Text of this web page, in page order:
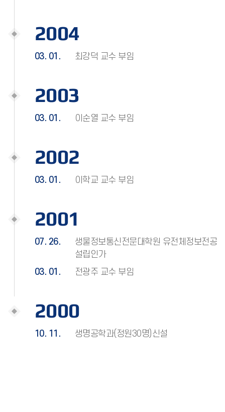
2004
03. 01. 최강덕 교수 부임
2003
03. 01. 이순열 교수 부임
2002
03. 01. 이학교 교수 부임
2001
07. 26.
생물정보통신전문대학원 유전체정보전공
설립인가
03. 01.
전광주 교수 부임
2000
10. 11. 생명공학과(정원30명)신설